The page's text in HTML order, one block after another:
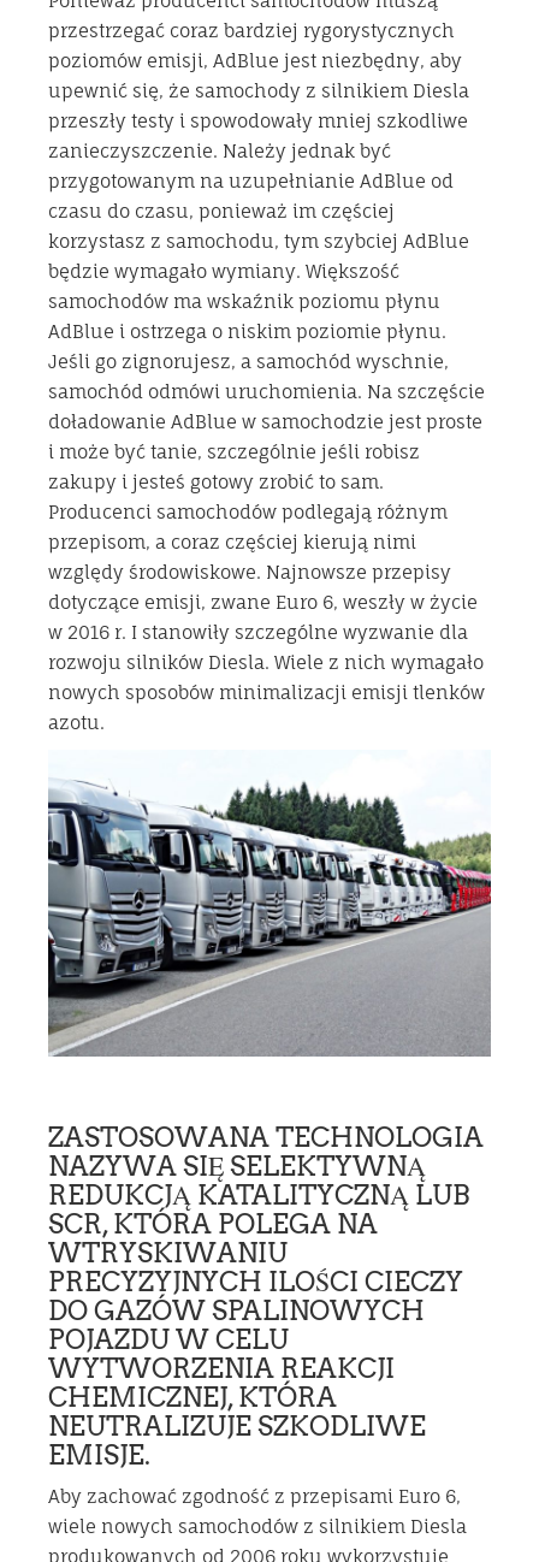
przestrzegać coraz bardziej rygorystycznych
poziomów emisji, AdBlue jest niezbędny, aby
upewnić się, że samochody z silnikiem Diesla
przeszły testy i spowodowały mniej szkodliwe
zanieczyszczenie. Należy jednak być
przygotowanym na uzupełnianie AdBlue od
czasu do czasu, ponieważ im częściej
korzystasz z samochodu, tym szybciej AdBlue
będzie wymagało wymiany. Większość
samochodów ma wskaźnik poziomu płynu
AdBlue i ostrzega o niskim poziomie płynu.
Jeśli go zignorujesz, a samochód wyschnie,
samochód odmówi uruchomienia. Na szczęście
doładowanie AdBlue w samochodzie jest proste
i może być tanie, szczególnie jeśli robisz
zakupy i jesteś gotowy zrobić to sam.
Producenci samochodów podlegają różnym
przepisom, a coraz częściej kierują nimi
względy środowiskowe. Najnowsze przepisy
dotyczące emisji, zwane Euro 6, weszły w życie
w 2016 r. I stanowiły szczególne wyzwanie dla
rozwoju silników Diesla. Wiele z nich wymagało
nowych sposobów minimalizacji emisji tlenków
azotu.
ZASTOSOWANA TECHNOLOGIA
NAZYWA SIĘ SELEKTYWNĄ
REDUKCJĄ KATALITYCZNĄ LUB
SCR, KTÓRA POLEGA NA
WTRYSKIWANIU
PRECYZYJNYCH ILOŚCI CIECZY
DO GAZÓW SPALINOWYCH
POJAZDU W CELU
WYTWORZENIA REAKCJI
CHEMICZNEJ, KTÓRA
NEUTRALIZUJE SZKODLIWE
EMISJE.
Aby zachować zgodność z przepisami Euro 6,
wiele nowych samochodów z silnikiem Diesla
produkowanych od 2006 roku wykorzystuje